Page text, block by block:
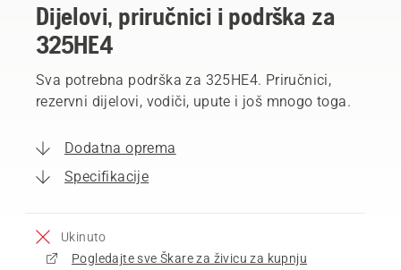
Dijelovi, priručnici i podrška za
325HE4
Sva potrebna podrška za 325HE4. Priručnici,
rezervni dijelovi, vodiči, upute i još mnogo toga.
Dodatna oprema
Specifikacije
Ukinuto
Pogledajte sve Škare za živicu za kupnju